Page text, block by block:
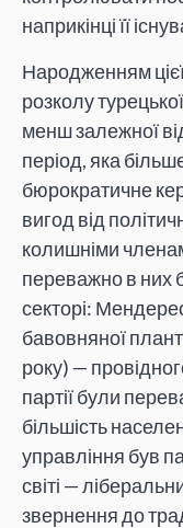
наприкінці її
Народженням
розколу
менш залежної
період, яка
бюрократичне
вигод від
колишніми
переважно в них
секторі:
бавовняної
року) —
партії були
більшість
управління був
світі —
звернення до